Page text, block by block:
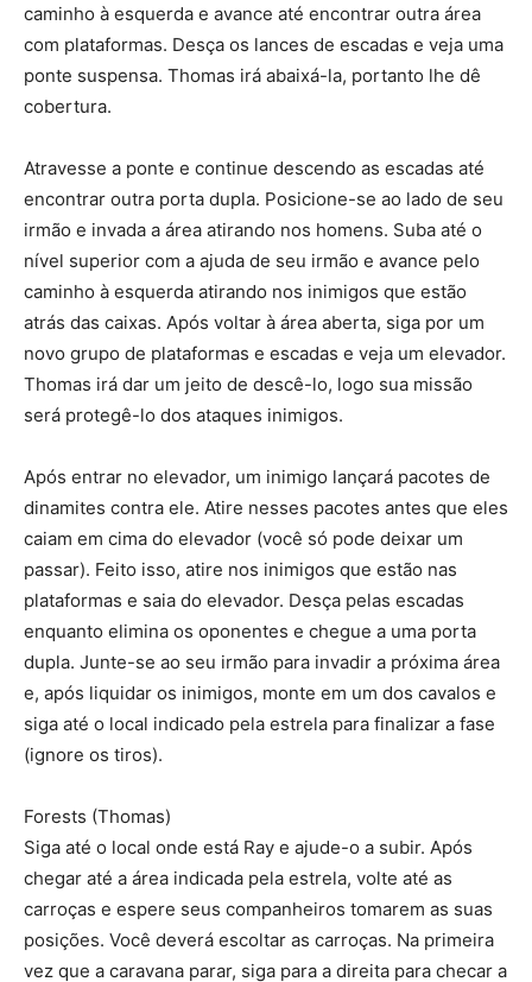
caminho à esquerda e avance até encontrar outra área
com plataformas. Desça os lances de escadas e veja uma
ponte suspensa. Thomas irá abaixá-la, portanto lhe dê
cobertura.
Atravesse a ponte e continue descendo as escadas até
encontrar outra porta dupla. Posicione-se ao lado de seu
irmão e invada a área atirando nos homens. Suba até o
nível superior com a ajuda de seu irmão e avance pelo
caminho à esquerda atirando nos inimigos que estão
atrás das caixas. Após voltar à área aberta, siga por um
novo grupo de plataformas e escadas e veja um elevador.
Thomas irá dar um jeito de descê-lo, logo sua missão
será protegê-lo dos ataques inimigos.
Após entrar no elevador, um inimigo lançará pacotes de
dinamites contra ele. Atire nesses pacotes antes que eles
caiam em cima do elevador (você só pode deixar um
passar). Feito isso, atire nos inimigos que estão nas
plataformas e saia do elevador. Desça pelas escadas
enquanto elimina os oponentes e chegue a uma porta
dupla. Junte-se ao seu irmão para invadir a próxima área
e, após liquidar os inimigos, monte em um dos cavalos e
siga até o local indicado pela estrela para finalizar a fase
(ignore os tiros).
Forests (Thomas)
Siga até o local onde está Ray e ajude-o a subir. Após
chegar até a área indicada pela estrela, volte até as
carroças e espere seus companheiros tomarem as suas
posições. Você deverá escoltar as carroças. Na primeira
vez que a caravana parar, siga para a direita para checar a